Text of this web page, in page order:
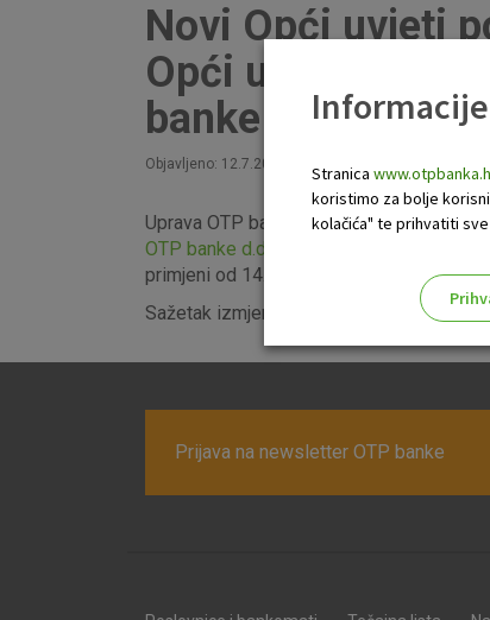
Novi Opći uvjeti
Opći uvjeti
banke d.d.
Objavljeno: 12.7.2019
Uprava OTP banke uvojila je noveOpće
OTP banke d.d.
koji su sukladno Zakonu
primjeni od 14. rujna 2019. godine.
Sažetak izmjena predmetnih Općih
Prijava na newsletter OTP banke
Stranica
koristimo za bolje
kolačića" te prihvatiti